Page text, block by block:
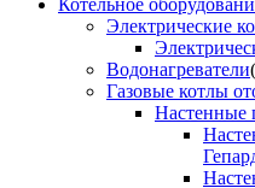
Котельное
Электрические
Водонагреватели
Газовые котлы
Настенные